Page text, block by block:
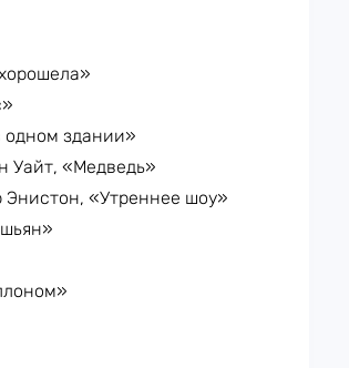
одном здании»
Уайт, «Медведь»
«Утреннее шоу»